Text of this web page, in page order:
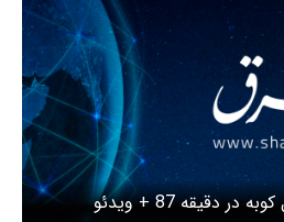
دقیقه 87 + ویدئو